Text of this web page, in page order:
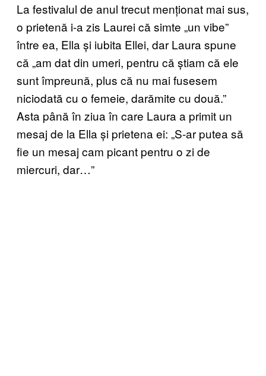
La festivalul de anul trecut menționat mai sus,
o prietenă i-a zis Laurei că simte „un vibe”
între ea, Ella și iubita Ellei, dar Laura spune
că „am dat din umeri, pentru că știam că ele
sunt împreună, plus că nu mai fusesem
niciodată cu o femeie, darămite cu două.”
Asta până în ziua în care Laura a primit un
mesaj de la Ella și prietena ei: „S-ar putea să
fie un mesaj cam picant pentru o zi de
miercuri, dar…”